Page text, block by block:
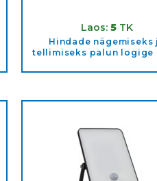
Laos: 5TK
Hindade nägemiseks
tellimiseks palun logige